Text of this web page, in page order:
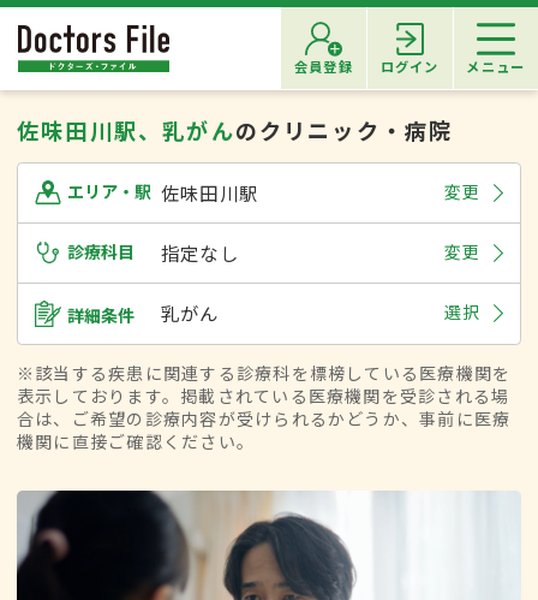
会員登録 ログイン メニュー
佐味田川駅、乳がんのクリニック・病院
エリア・駅 佐味田川駅 変更
診療科目 指定なし 変更
詳細条件 乳がん 選択
※該当する疾患に関連する診療科を標榜している医療機関を
表示しております。掲載されている医療機関を受診される場
合は、ご希望の診療内容が受けられるかどうか、事前に医療
機関に直接ご確認ください。